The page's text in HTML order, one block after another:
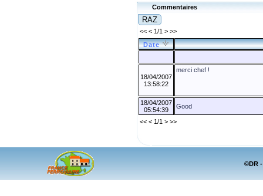
Commentaires
<< < 1/1 > >>
Date
18/04/2007
13:58:22
merci chef !
18/04/2007
05:54:39
Good
<< < 1/1 > >>
©DR